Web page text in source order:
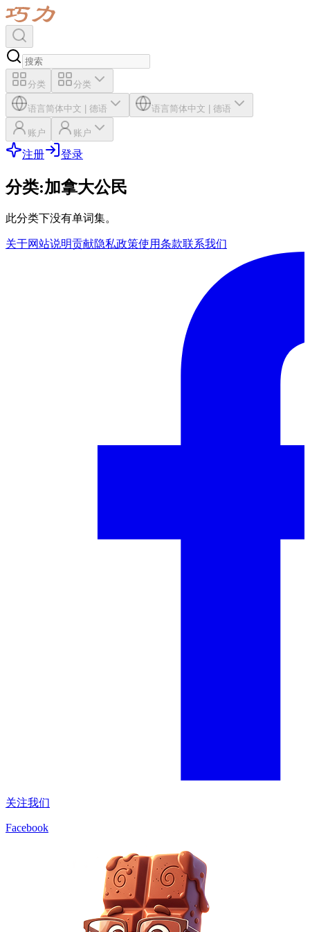
分类 分类
语言简体中文 | 德语 语言简体中文 | 德语
账户 账户
注册 登录
分类:加拿大公民
此分类下没有单词集。
关于网站说明贡献隐私政策使用条款联系我们
关注我们
Facebook